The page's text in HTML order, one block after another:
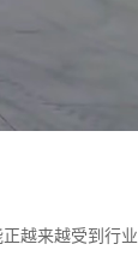
越来越受到行业